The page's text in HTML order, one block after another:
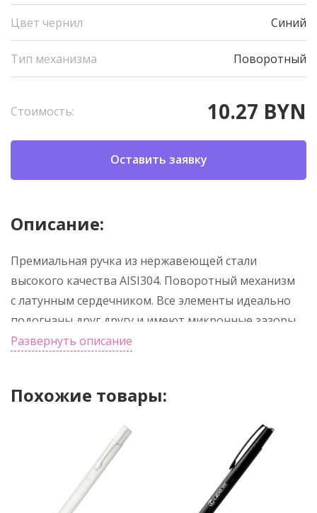
Цвет чернил Синий
Тип механизма Поворотный
Стоимость: 10.27 BYN
Оставить заявку
Описание:
Премиальная ручка из нержавеющей стали
высокого качества AISI304. Поворотный механизм
с латунным сердечником. Все элементы идеально
подогнаны друг другу и имеют микронные зазоры.
Стержень типа Паркер — пишет отлично, хватает
ценителей качества и стиля.
Развернуть описание
Похожие товары: